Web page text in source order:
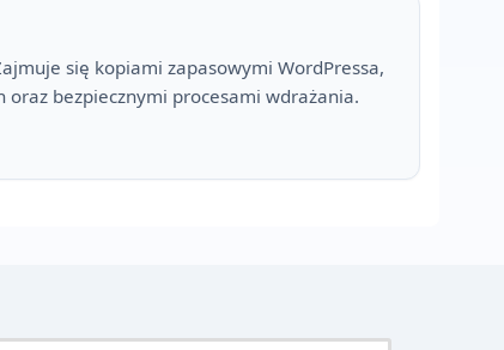
się kopiami zapasowymi WordPressa,
bezpiecznymi procesami wdrażania.